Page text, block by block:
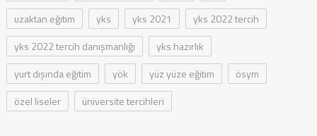
uzaktan eğitim
yks yks 2021
yks 2022 tercih
yks 2022 tercih danışmanlığı
yks hazırlık
yurt dışında eğitim
yök yüz yüze eğitim
ösym
özel liseler
üniversite tercihleri